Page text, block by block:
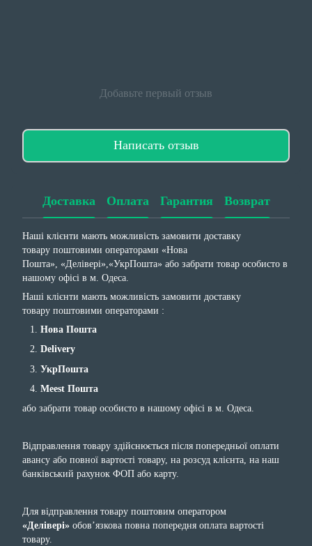
Добавьте первый отзыв
Написать отзыв
Доставка Оплата Гарантия Возврат
Наші клієнти мають можливість замовити доставку
товару поштовими операторами «Нова
Пошта», «Делівері»,«УкрПошта» або забрати товар особисто в
нашому офісі в м. Одеса.
Наші клієнти мають можливість замовити доставку
товару поштовими операторами :
Нова Пошта
Delivery
УкрПошта
Meest Пошта
або забрати товар особисто в нашому офісі в м. Одеса.
Відправлення товару здійснюється після попередньої оплати
авансу або повної вартості товару, на розсуд клієнта, на наш
банківський рахунок ФОП або карту.
Для відправлення товару поштовим оператором
«Делівері» обов’язкова повна попередня оплата вартості
товару.